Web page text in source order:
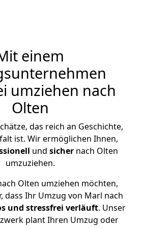
einem
umziehen nach
Olten
das reich an Geschichte,
ist. Wir ermöglichen Ihnen,
und sicher nach Olten
umzuziehen.
Olten umziehen möchten,
dass Ihr Umzug von Marl nach
und stressfrei verläuft. Unser
plant Ihren Umzug oder